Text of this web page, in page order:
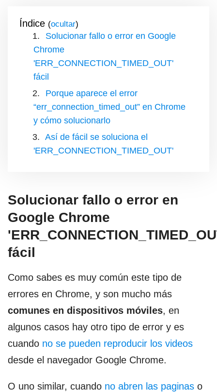
Índice ( )
Solucionar fallo o error en Google
Chrome
'ERR_CONNECTION_TIMED_OUT'
fácil
Porque aparece el error
“err_connection_timed_out” en Chrome
y cómo solucionarlo
Así de fácil se soluciona el
'ERR_CONNECTION_TIMED_OUT'
Solucionar fallo o error en
Google Chrome
fácil
Como sabes es muy común este tipo de
errores en Chrome, y son mucho más
comunes en dispositivos móviles, en
algunos casos hay otro tipo de error y es
cuando no se pueden reproducir los videos
desde el navegador Google Chrome.
O uno similar, cuando no abren las paginas o